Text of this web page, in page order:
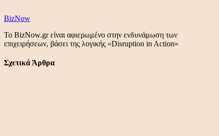
BizNow
Το BizNow.gr είναι αφιερωμένο στην ενδυνάμωση των
επιχειρήσεων, βάσει της λογικής «Disruption in Action»
Σχετικά Άρθρα